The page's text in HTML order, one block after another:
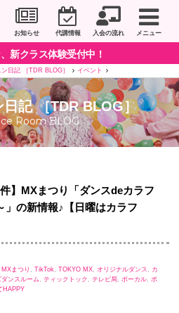
ダンススタジオ＆ボーカルスクール「
お知らせ 代講情報 入会の流れ メニュー
新クラス体験受付中！
日記 ［TDR BLOG］ イベント
日記 ［TDR BLOG］
Room BLOG
】MXまつり「ダンスdeカラフ
」の新情報♪【日曜はカラフ
MXまつり TikTok TOKYO MX, オリジナルダンス
カ
ンスルーム ティックトック テレビ局 ボーカル
ポ
HAPPY